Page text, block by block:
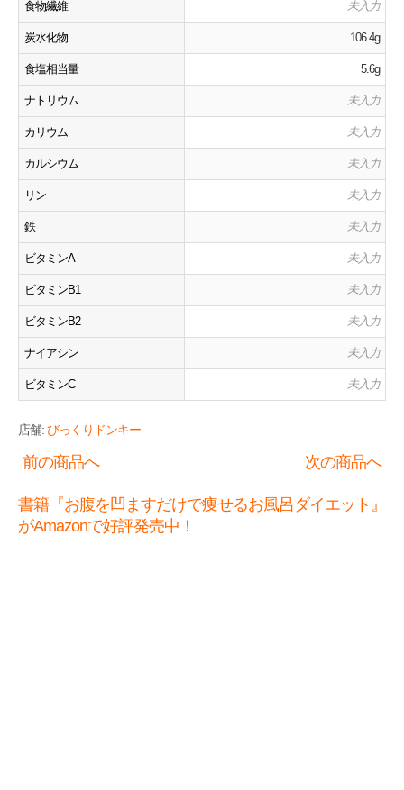
食物繊維 未入力
炭水化物 106.4g
食塩相当量 5.6g
ナトリウム 未入力
カリウム 未入力
カルシウム 未入力
リン 未入力
鉄 未入力
ビタミンA 未入力
ビタミンB1 未入力
ビタミンB2 未入力
ナイアシン 未入力
ビタミンC 未入力
店舗:びっくりドンキー
前の商品へ 次の商品へ
書籍『お腹を凹ますだけで痩せるお風呂ダイエット』
がAmazonで好評発売中！